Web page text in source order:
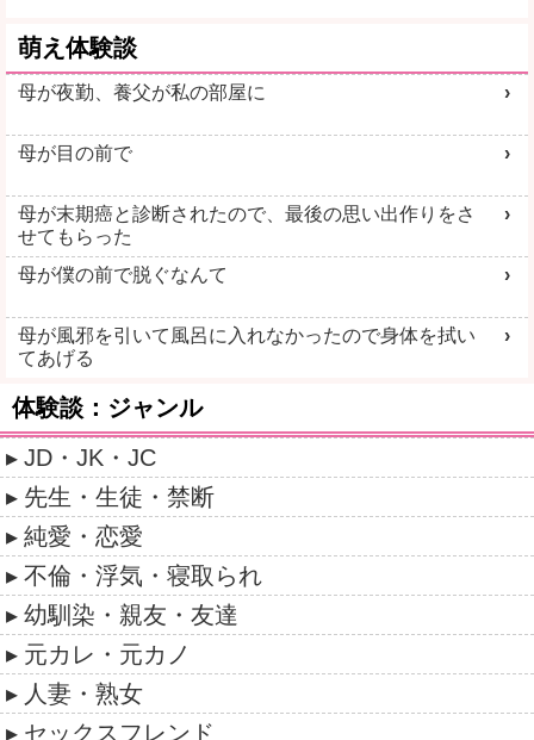
萌え体験談
母が夜勤、養父が私の部屋に
母が目の前で
母が末期癌と診断されたので、最後の思い出作りをさ
せてもらった
母が僕の前で脱ぐなんて
母が風邪を引いて風呂に入れなかったので身体を拭い
てあげる
体験談：ジャンル
JD・JK・JC
先生・生徒・禁断
純愛・恋愛
不倫・浮気・寝取られ
幼馴染・親友・友達
元カレ・元カノ
人妻・熟女
セックスフレンド